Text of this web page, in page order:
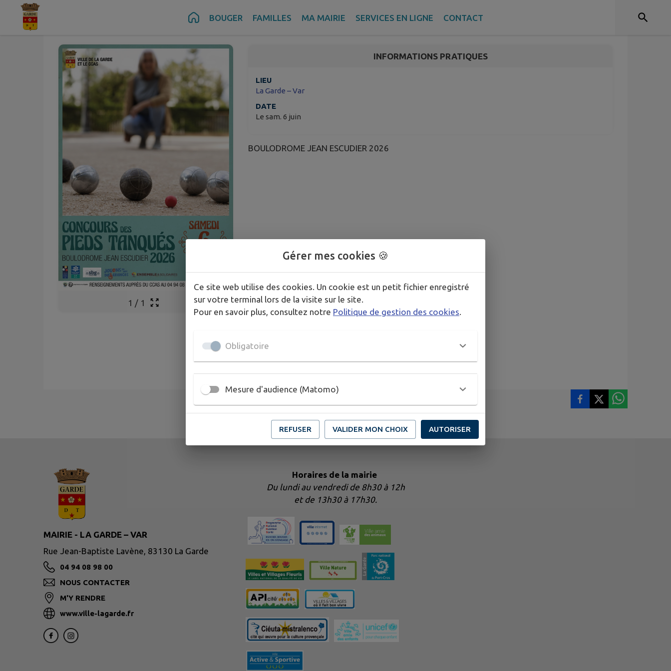
Contenu Pied de page BOUGER FAMILLES MA MAIRIE SERVICES EN LIGNE CONTACT
1 / 1
INFORMATIONS PRATIQUES
LIEU
La Garde – Var
DATE
Le sam. 6 juin
BOULODROME JEAN ESCUDIER 2026
MAIRIE - LA GARDE – VAR
Rue Jean-Baptiste Lavène, 83130 La Garde
04 94 08 98 00
NOUS CONTACTER
M'Y RENDRE
www.ville-lagarde.fr
Horaires de la mairie
Du lundi au vendredi de 8h30 à 12h
et de 13h30 à 17h30.
Gérer mes cookies 🍪
Ce site web utilise des cookies. Un cookie est un petit fichier enregistré
sur votre terminal lors de la visite sur le site.
Pour en savoir plus, consultez notre Politique de gestion des cookies
Obligatoire
Mesure d'audience (Matomo)
REFUSER VALIDER MON CHOIX AUTORISER